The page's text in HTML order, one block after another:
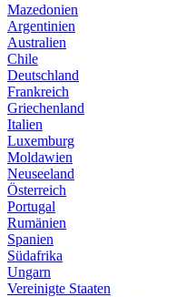
Mazedonien
Argentinien
Australien
Chile
Deutschland
Frankreich
Griechenland
Italien
Luxemburg
Moldawien
Neuseeland
Österreich
Portugal
Rumänien
Spanien
Südafrika
Ungarn
Vereinigte Staaten